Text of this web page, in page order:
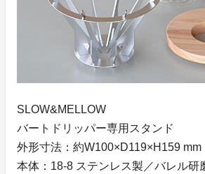
SLOW&MELLOW
バートドリッパー専用スタンド
外形寸法：約W100×D119×H159 mm
本体：18-8 ステンレス製／バレル研